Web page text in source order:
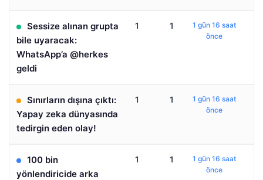
Sessize alınan grupta
bile uyaracak:
WhatsApp’a @herkes
geldi
1 1
1 gün 16 saat
önce
Sınırların dışına çıktı:
Yapay zeka dünyasında
tedirgin eden olay!
1 1
1 gün 16 saat
önce
100 bin
yönlendiricide arka
1 1
1 gün 16 saat
önce